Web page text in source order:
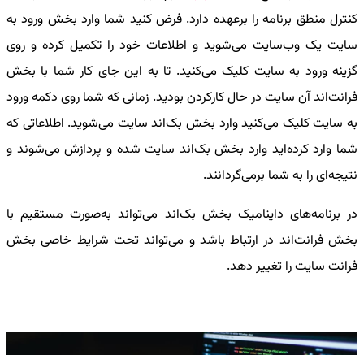
کنترل منطق برنامه را برعهده دارد. فرض کنید شما وارد بخش ورود به
سایت یک وب‌سایت می‌شوید و اطلاعات خود را تکمیل کرده و روی
گزینه ورود به سایت کلیک می‌کنید. تا به این جای کار شما با بخش
فرانت‌اند آن سایت در حال کارکردن بودید. زمانی که شما روی دکمه ورود
به سایت کلیک می‌کنید وارد بخش بک‌اند سایت می‌شوید. اطلاعاتی که
شما وارد کرده‌اید وارد بخش بک‌اند سایت شده و پردازش می‌شوند و
نتیجه‌ای را به شما برمی‌گردانند.
در برنامه‌های داینامیک بخش بک‌اند می‌تواند به‌صورت مستقیم با
بخش فرانت‌اند در ارتباط باشد و می‌تواند تحت شرایط خاصی بخش
فرانت سایت را تغییر دهد.